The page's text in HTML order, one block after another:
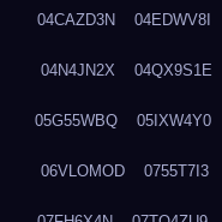
04CAZD3N 04EDWV8I
04N4JN2X 04QX9S1E
05G55WBQ 05IXW4Y0
06VLOMOD 0755T7I3